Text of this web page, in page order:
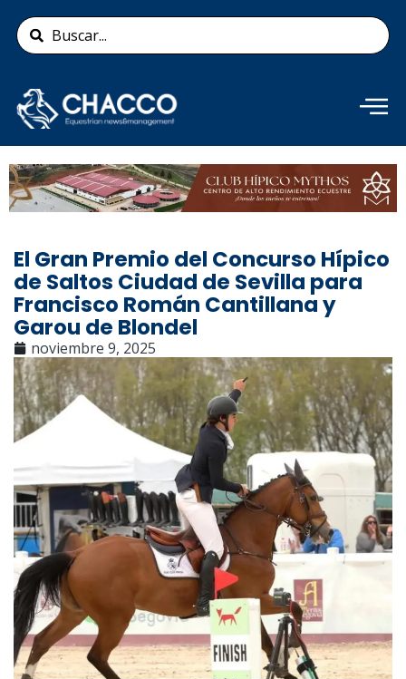
contenido
Search
...
Añade aquí tu texto de
cabecera
El Gran Premio del Concurso Hípico
de Saltos Ciudad de Sevilla para
Francisco Román Cantillana y
Garou de Blondel
noviembre 9, 2025